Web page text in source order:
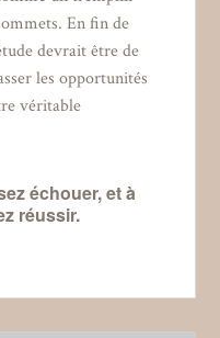
En fin de
devrait être de
les opportunités
véritable
échouer, et à
réussir.